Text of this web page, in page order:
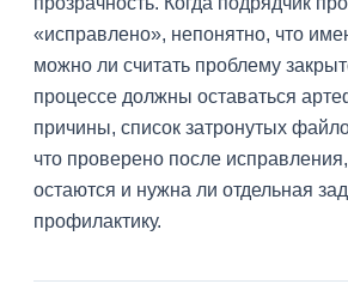
«исправлено», непонятно, что
можно ли считать проблему
процессе должны оставаться
причины, список затронутых
что проверено после
остаются и нужна ли отдельная
профилактику.